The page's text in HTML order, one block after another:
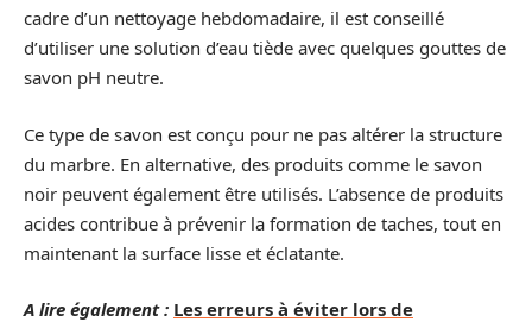
cadre d’un nettoyage hebdomadaire, il est conseillé
d’utiliser une solution d’eau tiède avec quelques gouttes de
savon pH neutre.
Ce type de savon est conçu pour ne pas altérer la structure
du marbre. En alternative, des produits comme le savon
noir peuvent également être utilisés. L’absence de produits
acides contribue à prévenir la formation de taches, tout en
maintenant la surface lisse et éclatante.
A lire également : Les erreurs à éviter lors de